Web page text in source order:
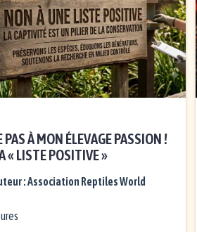
PAS À MON ÉLEVAGE PASSION !
« LISTE POSITIVE »
:Association Reptiles World